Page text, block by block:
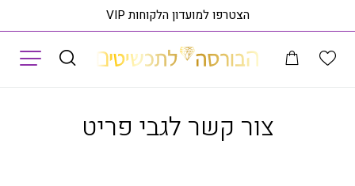
הצטרפו למועדון הלקוחות VIP
צור קשר לגבי פריט